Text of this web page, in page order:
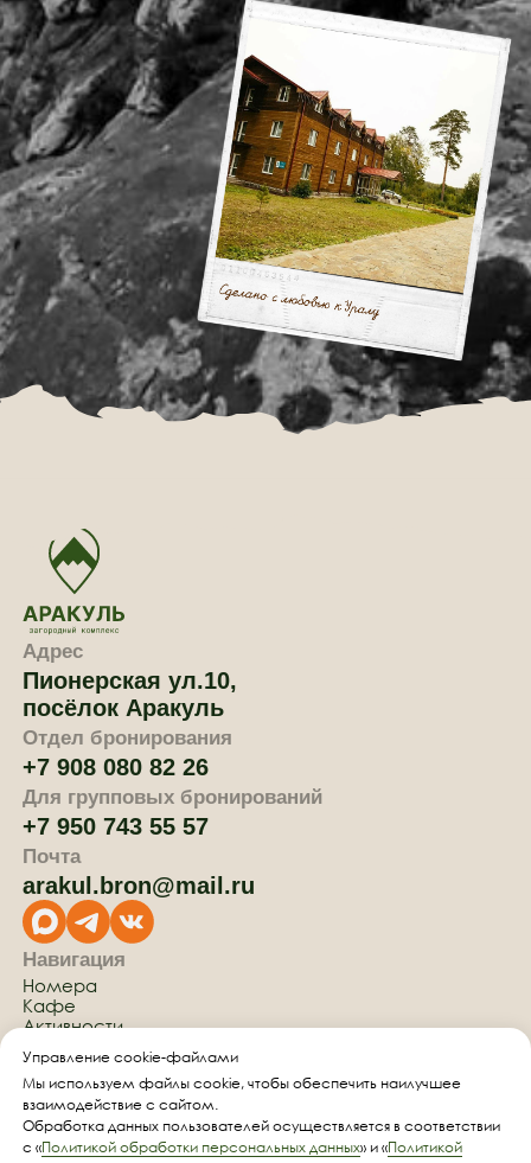
Управление cookie-файлами
Мы используем файлы cookie, чтобы обеспечить наилучшее
взаимодействие с сайтом.
Обработка данных пользователей осуществляется в соответствии
с «Политикой обработки персональных данных» и «Политикой